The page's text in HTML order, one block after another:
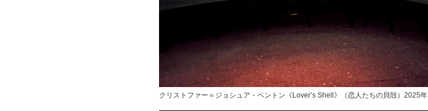
クリストファー＝ジョシュア・ベントン《Lover’s Shell》（恋人たちの貝殻）2025年